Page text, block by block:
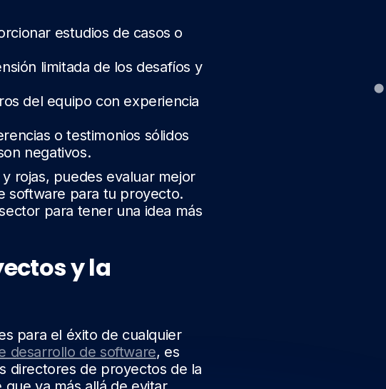
estudios de casos o
limitada de los desafíos y
del equipo con experiencia
o testimonios sólidos
negativos.
rojas, puedes evaluar mejor
software para tu proyecto.
para tener una idea más
y la
para el éxito de cualquier
desarrollo de software, es
directores de proyectos de la